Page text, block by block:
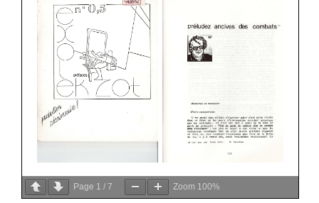
Page 1 / 7 Zoom 100%